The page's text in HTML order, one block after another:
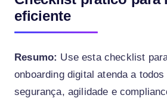
eficiente
Resumo: Use esta checklist
onboarding digital atenda a
segurança, agilidade e